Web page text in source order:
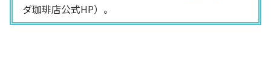
ダ珈琲店公式HP）。